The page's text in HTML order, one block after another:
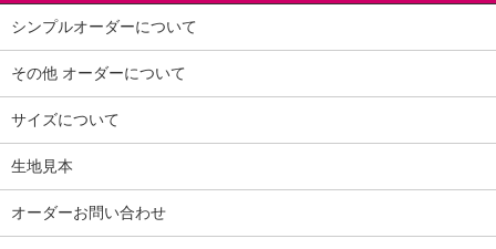
シンプルオーダーについて
その他 オーダーについて
サイズについて
生地見本
オーダーお問い合わせ